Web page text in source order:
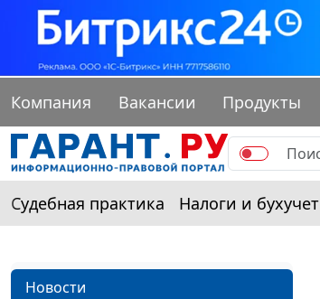
Компания Вакансии Продукты
Судебная практика Налоги и бухучет
Новости